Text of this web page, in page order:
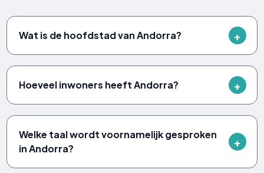
Wat is de hoofdstad van Andorra?
Hoeveel inwoners heeft Andorra?
Welke taal wordt voornamelijk gesproken
in Andorra?